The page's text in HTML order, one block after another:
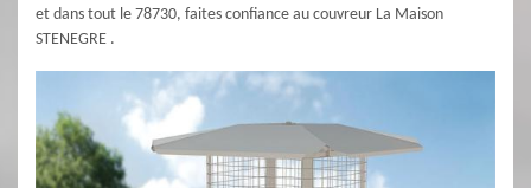
et dans tout le 78730, faites confiance au couvreur La Maison
STENEGRE .